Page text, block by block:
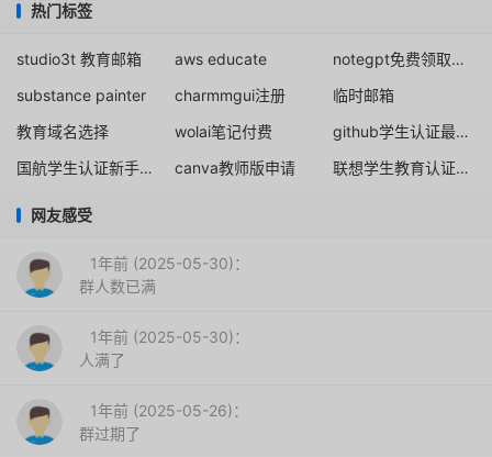
热门标签
studio3t 教育邮箱 aws educate
notegpt免费领取三个月会员
substance painter
charmmgui注册
临时邮箱
教育域名选择
wolai笔记付费
github学生认证最新方法
国航学生认证新手教程
canva教师版申请 联想学生教育认证激活
网友感受
1年前 (2025-05-30)：
群人数已满
1年前 (2025-05-30)：
人满了
1年前 (2025-05-26)：
群过期了